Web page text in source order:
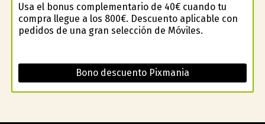
Usa el bonus complementario de 40€ cuando tu
compra llegue a los 800€. Descuento aplicable con
pedidos de una gran selección de Móviles.
Bono descuento Pixmania